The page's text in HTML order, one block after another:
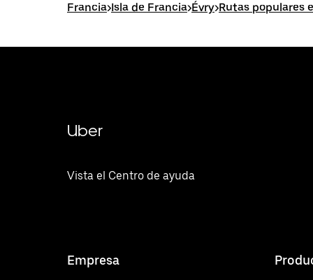
Francia>Isla de Francia>Évry>Rutas populares
Uber
Vista el Centro de ayuda
Empresa